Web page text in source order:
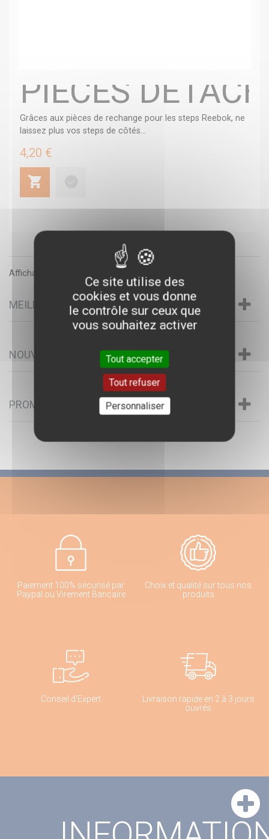
PIÈCES
Grâces aux pièces de rechange pour les steps Reebok, ne
laissez plus vos steps de côtés...
4,20 €
Affichage 1 - 1 de 1 article
MEILLEURES VENTES
NOUVEAUX PRODUITS
PROMOTIONS
Paiement 100% sécurisé par
Paypal ou Virement Bancaire
Choix et qualité sur tous nos
produits
Conseil d'Expert
Livraison rapide en 2 à 3 jours
ouvrés
Ce site utilise des
cookies et vous donne
le contrôle sur ceux que
vous souhaitez activer
Tout accepter
Tout refuser
Personnaliser